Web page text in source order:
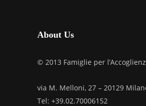
About Us
© 2013 Famiglie per
via M. Melloni, 27 – 20129
Tel: +39.02.70006152